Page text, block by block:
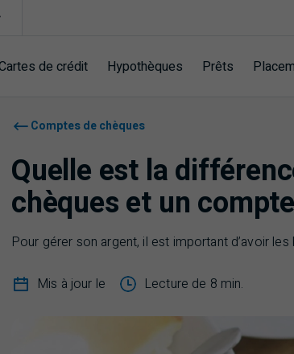
de crédit Hypothèques Prêts
Comptes de chèques
Quelle est la
chèques et un
Pour gérer son argent, il est important d’avoir
Mis à jour le Lecture de 8 min.